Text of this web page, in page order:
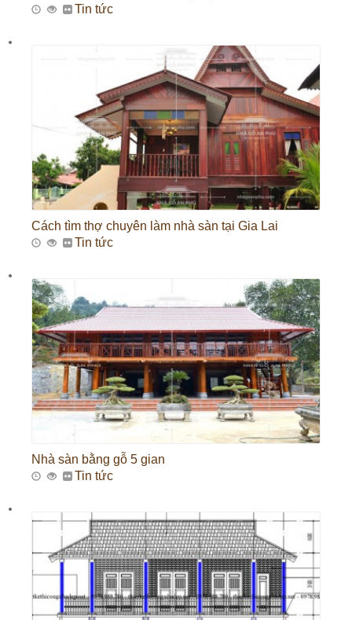
Tin tức
Cách tìm thợ chuyên làm nhà sàn tại Gia Lai
Tin tức
Nhà sàn bằng gỗ 5 gian
Tin tức